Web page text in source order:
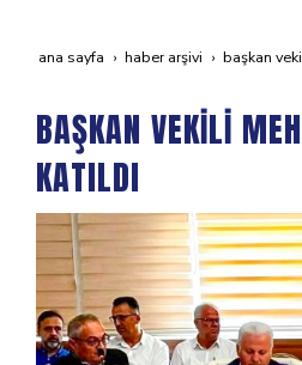
ana sayfa haber arşivi başkan
BAŞKAN VEKİLİ
KATILDI